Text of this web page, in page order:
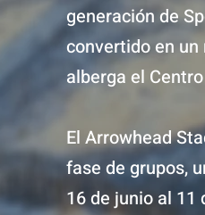
generación de
convertido en
alberga el
El Arrowhead
fase de grupos,
16 de junio al 11